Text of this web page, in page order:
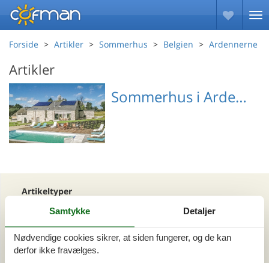
Forside Artikler Sommerhus Belgien Ardennerne
Artikler
Sommerhus i Ardennerne
Artikeltyper
Område
Samtykke Detaljer
Nødvendige cookies sikrer, at siden fungerer, og de kan
derfor ikke fravælges.